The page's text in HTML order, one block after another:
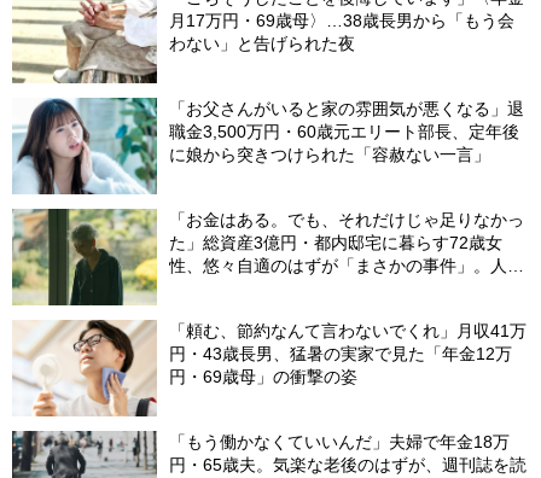
月17万円・69歳母〉…38歳長男から「もう会
わない」と告げられた夜
「お父さんがいると家の雰囲気が悪くなる」退
職金3,500万円・60歳元エリート部長、定年後
に娘から突きつけられた「容赦ない一言」
「お金はある。でも、それだけじゃ足りなかっ
た」総資産3億円・都内邸宅に暮らす72歳女
性、悠々自適のはずが「まさかの事件」。人目
「頼む、節約なんて言わないでくれ」月収41万
円・43歳長男、猛暑の実家で見た「年金12万
円・69歳母」の衝撃の姿
「もう働かなくていいんだ」夫婦で年金18万
円・65歳夫。気楽な老後のはずが、週刊誌を読